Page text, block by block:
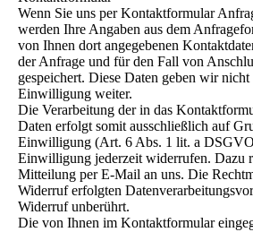
Wenn Sie uns per Kontaktformular
werden Ihre Angaben aus dem
von Ihnen dort angegebenen
der Anfrage und für den Fall von
gespeichert. Diese Daten geben wir
Einwilligung weiter.
Die Verarbeitung der in das
Daten erfolgt somit ausschließlich auf
Einwilligung (Art. 6 Abs. 1 lit. a
Einwilligung jederzeit widerrufen. Dazu
Mitteilung per E-Mail an uns. Die
Widerruf erfolgten
Widerruf unberührt.
Die von Ihnen im Kontaktformular